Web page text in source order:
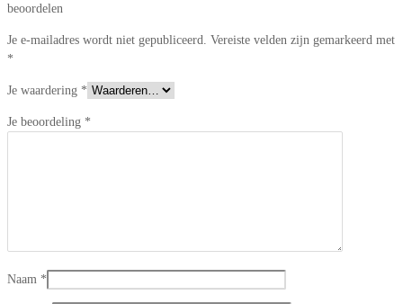
beoordelen
Je e-mailadres wordt niet gepubliceerd. Vereiste velden zijn gemarkeerd met
*
Je waardering *
Je beoordeling *
Naam *